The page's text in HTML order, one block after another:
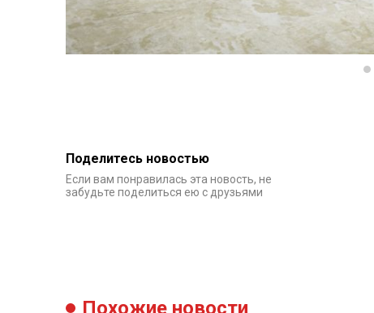
Если вам понравилась эта новость, не
забудьте поделиться ею с друзьями